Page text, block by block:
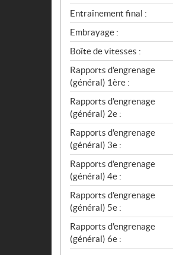
Entraînement final :
Embrayage :
Boîte de vitesses :
Rapports d'engrenage
(général) 1ère :
Rapports d'engrenage
(général) 2e :
Rapports d'engrenage
(général) 3e :
Rapports d'engrenage
(général) 4e :
Rapports d'engrenage
(général) 5e :
Rapports d'engrenage
(général) 6e :